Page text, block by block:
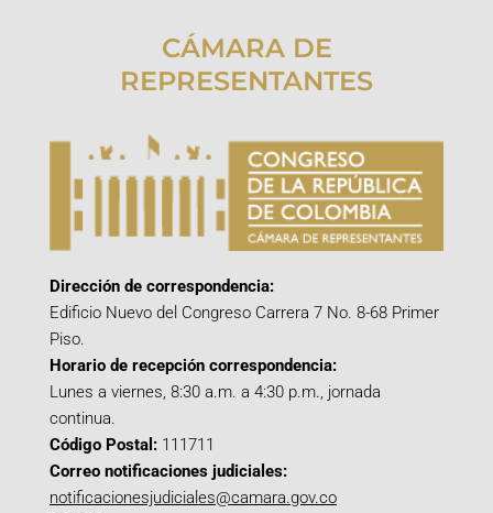
CÁMARA DE
REPRESENTANTES
Dirección de correspondencia:
Edificio Nuevo del Congreso Carrera 7 No. 8-68 Primer
Piso.
Horario de recepción correspondencia:
Lunes a viernes, 8:30 a.m. a 4:30 p.m., jornada
continua.
Código Postal: 111711
Correo notificaciones judiciales:
notificacionesjudiciales@camara.gov.co